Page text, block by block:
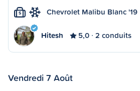
S Chevrolet Malibu Blanc '19
Hitesh 5,0 2 conduits
Vendredi 7 Août